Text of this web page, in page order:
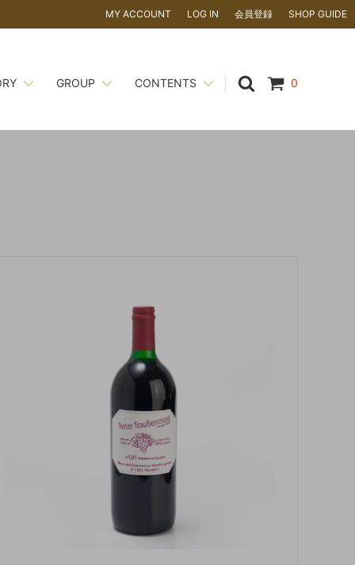
SHOP GUIDE
会員登録
LOG IN
MY ACCOUNT
0
GROUP CONTENTS
て ～